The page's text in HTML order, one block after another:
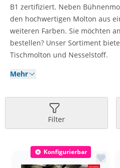
B1 zertifiziert. Neben
den hochwertigen Molton aus
weiteren Farben. Sie möchten
bestellen? Unser Sortiment
Tischmolton und Nesselstoff.
Mehr
Filter
Konfigurierbar